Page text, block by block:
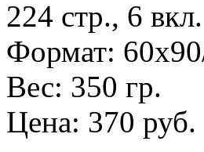
224 стр., 6
Формат:
Вес: 350 гр.
Цена: 370 руб.